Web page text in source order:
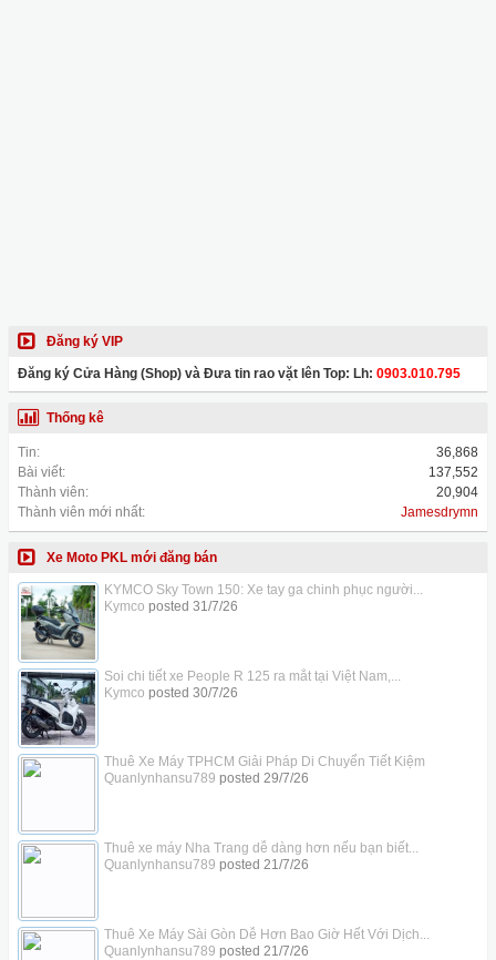
Đăng ký VIP
Đăng ký Cửa Hàng (Shop) và Đưa tin rao vặt lên Top: Lh: 0903.010.795
Thống kê
Tin:
36,868
Bài viết:
137,552
Thành viên:
20,904
Thành viên mới nhất:
Jamesdrymn
Xe Moto PKL mới đăng bán
KYMCO Sky Town 150: Xe tay ga chinh phục người...
Kymco posted 31/7/26
Soi chi tiết xe People R 125 ra mắt tại Việt Nam,...
Kymco posted 30/7/26
Thuê Xe Máy TPHCM Giải Pháp Di Chuyển Tiết Kiệm
Quanlynhansu789 posted 29/7/26
Thuê xe máy Nha Trang dễ dàng hơn nếu bạn biết...
Quanlynhansu789 posted 21/7/26
Thuê Xe Máy Sài Gòn Dễ Hơn Bao Giờ Hết Với Dịch...
Quanlynhansu789 posted 21/7/26